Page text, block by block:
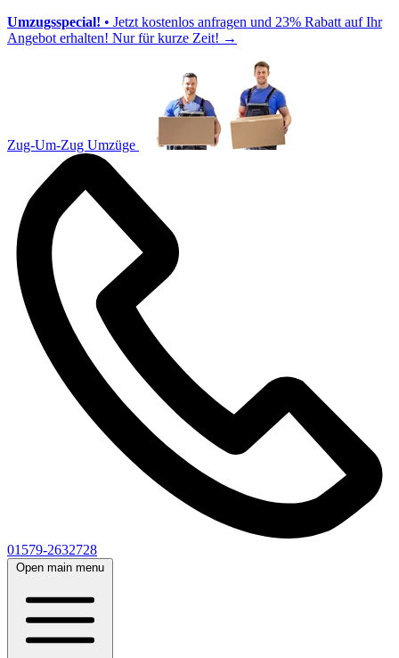
Umzugsspecial! • Jetzt kostenlos anfragen und 23% Rabatt auf Ihr
Angebot erhalten! Nur für kurze Zeit! →
Zug-Um-Zug Umzüge
01579-2632728
Open main menu